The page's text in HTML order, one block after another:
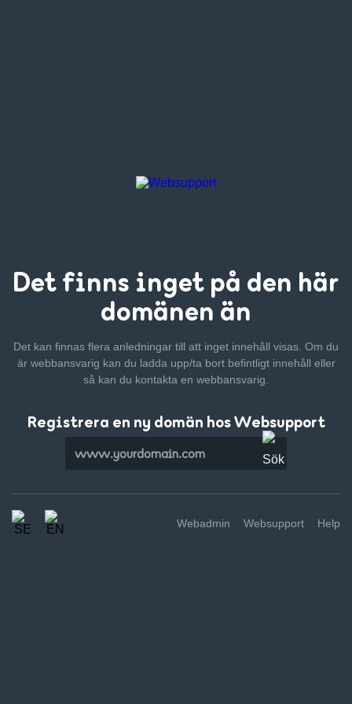
Det finns inget på den här
domänen än
Det kan finnas flera anledningar till att inget innehåll visas. Om du
är webbansvarig kan du ladda upp/ta bort befintligt innehåll eller
så kan du kontakta en webbansvarig.
Registrera en ny domän hos Websupport
Webadmin Websupport Help